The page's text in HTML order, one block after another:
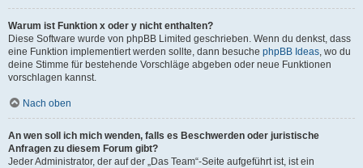
Warum ist Funktion x oder y nicht enthalten?
Diese Software wurde von phpBB Limited geschrieben. Wenn du denkst, dass
eine Funktion implementiert werden sollte, dann besuche phpBB Ideas, wo du
deine Stimme für bestehende Vorschläge abgeben oder neue Funktionen
vorschlagen kannst.
Nach oben
An wen soll ich mich wenden, falls es Beschwerden oder juristische
Anfragen zu diesem Forum gibt?
Jeder Administrator, der auf der „Das Team“-Seite aufgeführt ist, ist ein